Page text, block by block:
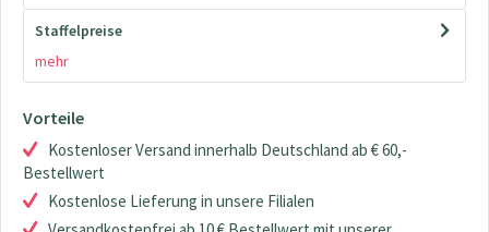
Staffelpreise
mehr
Vorteile
Kostenloser Versand innerhalb Deutschland ab € 60,-
Bestellwert
Kostenlose Lieferung in unsere Filialen